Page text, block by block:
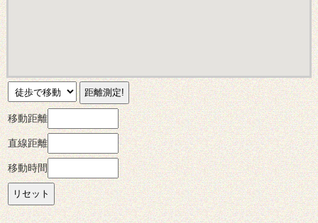
移動距離
直線距離
移動時間